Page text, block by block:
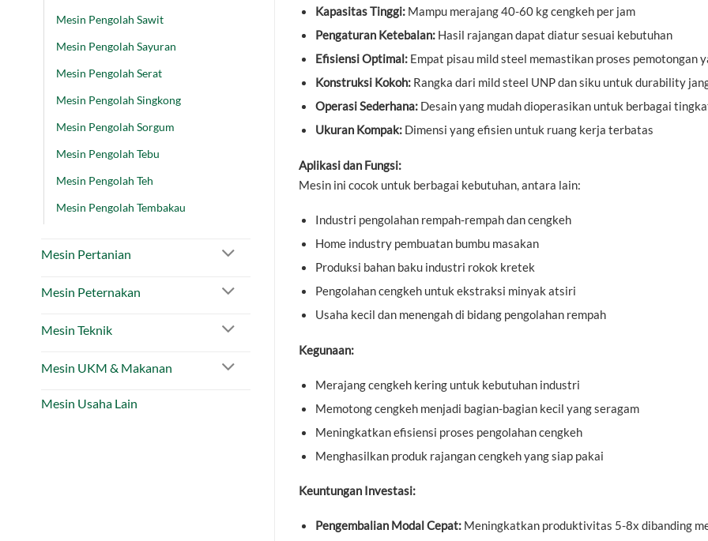
Mesin Pengolah Sawit
Mesin Pengolah Sayuran
Mesin Pengolah Serat
Mesin Pengolah Singkong
Mesin Pengolah Sorgum
Mesin Pengolah Tebu
Mesin Pengolah Teh
Mesin Pengolah Tembakau
Mesin Pertanian
Mesin Peternakan
Mesin Teknik
Mesin UKM & Makanan
Mesin Usaha Lain
Kapasitas Tinggi:Mampu merajang 40-60 kg cengkeh per jam
Pengaturan Ketebalan:Hasil rajangan dapat diatur sesuai kebutuhan
Efisiensi Optimal:Empat pisau mild steel memastikan proses pemotongan
Konstruksi Kokoh:Rangka dari mild steel UNP dan siku untuk durability
Operasi Sederhana:Desain yang mudah dioperasikan untuk berbagai
Ukuran Kompak:Dimensi yang efisien untuk ruang kerja terbatas
Aplikasi dan Fungsi:
Mesin ini cocok untuk berbagai kebutuhan, antara lain:
Industri pengolahan rempah-rempah dan cengkeh
Home industry pembuatan bumbu masakan
Produksi bahan baku industri rokok kretek
Pengolahan cengkeh untuk ekstraksi minyak atsiri
Usaha kecil dan menengah di bidang pengolahan rempah
Kegunaan:
Merajang cengkeh kering untuk kebutuhan industri
Memotong cengkeh menjadi bagian-bagian kecil yang seragam
Meningkatkan efisiensi proses pengolahan cengkeh
Menghasilkan produk rajangan cengkeh yang siap pakai
Keuntungan Investasi:
Pengembalian Modal Cepat:Meningkatkan produktivitas 5-8x dibanding